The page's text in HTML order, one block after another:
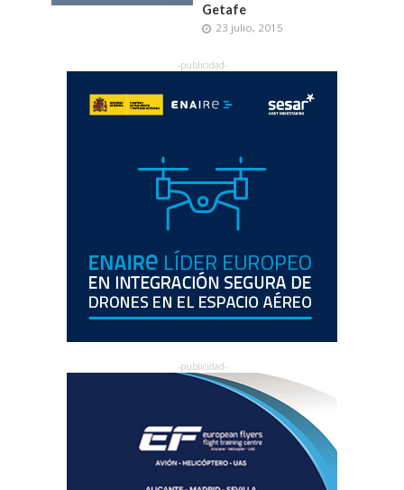
Getafe
23 julio, 2015